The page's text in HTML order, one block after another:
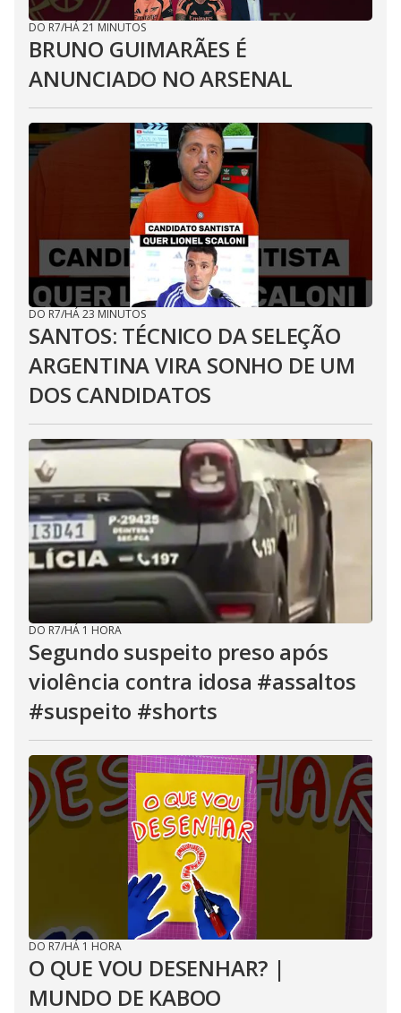
DO R7/HÁ 21 MINUTOS
BRUNO GUIMARÃES É
ANUNCIADO NO ARSENAL
DO R7/HÁ 23 MINUTOS
SANTOS: TÉCNICO DA SELEÇÃO
ARGENTINA VIRA SONHO DE UM
DOS CANDIDATOS
DO R7/HÁ 1 HORA
Segundo suspeito preso após
violência contra idosa #assaltos
#suspeito #shorts
DO R7/HÁ 1 HORA
O QUE VOU DESENHAR? |
MUNDO DE KABOO